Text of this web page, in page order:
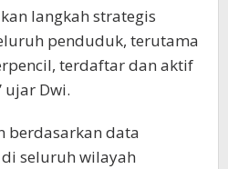
langkah strategis
penduduk, terutama
terdaftar dan aktif
ujar Dwi.
berdasarkan data
di seluruh wilayah